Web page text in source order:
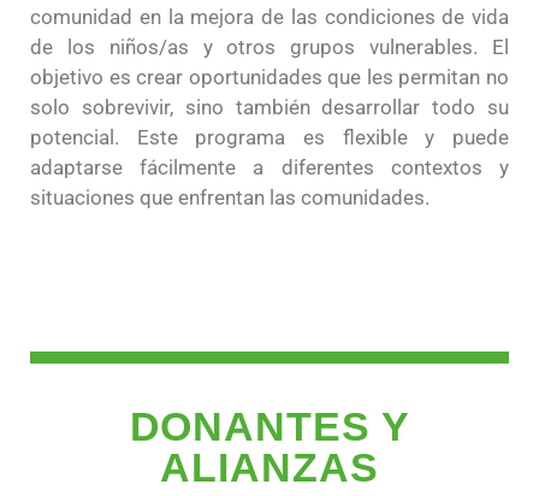
comunidad en la mejora de las condiciones de vida
de los niños/as y otros grupos vulnerables. El
objetivo es crear oportunidades que les permitan no
solo sobrevivir, sino también desarrollar todo su
potencial. Este programa es flexible y puede
adaptarse fácilmente a diferentes contextos y
situaciones que enfrentan las comunidades.
DONANTES Y
ALIANZAS